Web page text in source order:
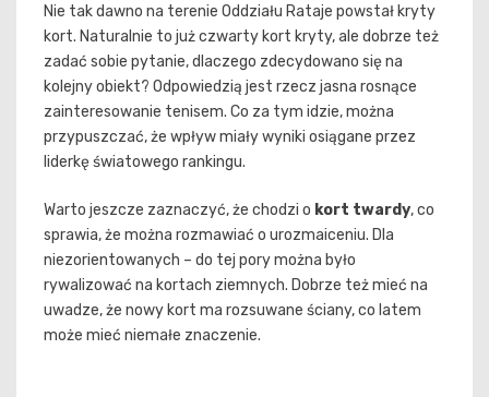
Nie tak dawno na terenie Oddziału Rataje powstał kryty
kort. Naturalnie to już czwarty kort kryty, ale dobrze też
zadać sobie pytanie, dlaczego zdecydowano się na
kolejny obiekt? Odpowiedzią jest rzecz jasna rosnące
zainteresowanie tenisem. Co za tym idzie, można
przypuszczać, że wpływ miały wyniki osiągane przez
liderkę światowego rankingu.
Warto jeszcze zaznaczyć, że chodzi o kort twardy, co
sprawia, że można rozmawiać o urozmaiceniu. Dla
niezorientowanych – do tej pory można było
rywalizować na kortach ziemnych. Dobrze też mieć na
uwadze, że nowy kort ma rozsuwane ściany, co latem
może mieć niemałe znaczenie.